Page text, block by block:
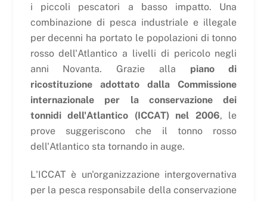
i piccoli pescatori a basso impatto. Una
combinazione di pesca industriale e illegale
per decenni ha portato le popolazioni di tonno
rosso dell'Atlantico a livelli di pericolo negli
anni Novanta. Grazie alla piano di
ricostituzione adottato dalla Commissione
internazionale per la conservazione dei
tonnidi dell'Atlantico (ICCAT) nel 2006, le
prove suggeriscono che il tonno rosso
dell'Atlantico sta tornando in auge.
L'ICCAT è un'organizzazione intergovernativa
per la pesca responsabile della conservazione